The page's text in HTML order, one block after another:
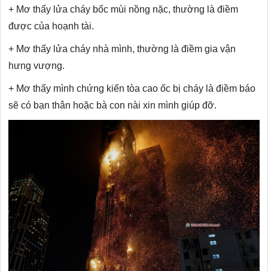
+ Mơ thấy lửa cháy bốc mùi nồng nặc, thường là điềm
được của hoạnh tài.
+ Mơ thấy lửa cháy nhà mình, thường là điềm gia vận
hưng vượng.
+ Mơ thấy mình chứng kiến tòa cao ốc bị cháy là điềm báo
sẽ có bạn thân hoặc bà con nài xin mình giúp đỡ.